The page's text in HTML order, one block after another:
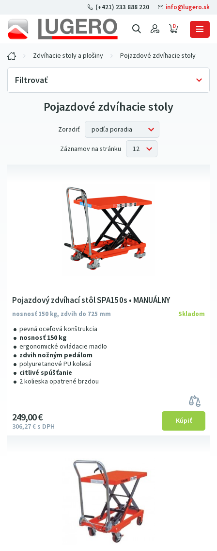
0
(+421) 233 888 220 info@lugero.sk
Zdvíhacie stoly a plošiny Pojazdové zdvíhacie stoly
Filtrovať
Skladová dostupnosť
Cena bez DPH
Pojazdové zdvíhacie stoly
Zoradiť
Záznamov na stránku
Pojazdový zdvíhací stôl SPA150s • MANUÁLNY
nosnosť 150 kg, zdvih do 725 mm
pevná oceľová konštrukcia
nosnosť 150 kg
ergonomické ovládacie madlo
zdvih nožným pedálom
polyuretanové PU kolesá
citlivé spúšťanie
2 kolieska opatrené brzdou
Skladom
249 00€
306 27€ s DPH